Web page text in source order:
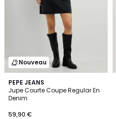
Nouveau
PEPE JEANS
Jupe Courte Coupe Regular En
Denim
59,90 €